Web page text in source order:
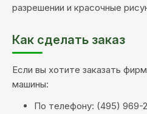
разрешении и красочные
Как сделать заказ
Если вы хотите заказать
машины:
По телефону: (495) 969-